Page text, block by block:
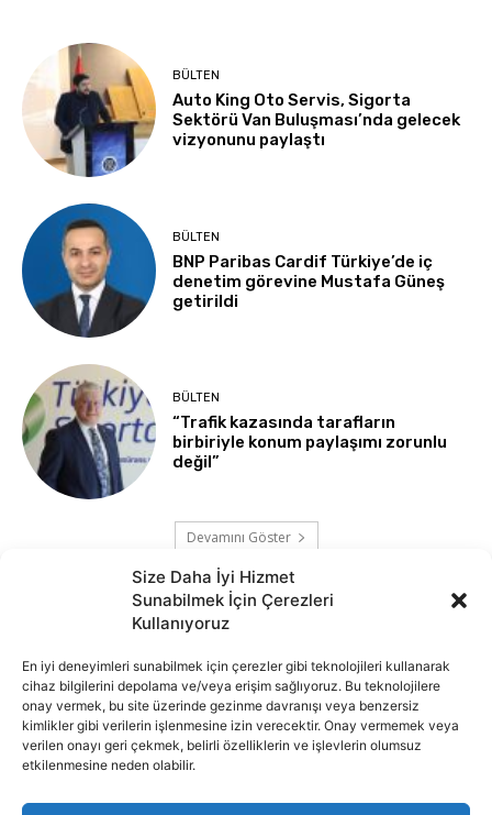
Size Daha İyi Hizmet
Sunabilmek İçin Çerezleri
Kullanıyoruz
En iyi deneyimleri sunabilmek için çerezler gibi teknolojileri kullanarak
cihaz bilgilerini depolama ve/veya erişim sağlıyoruz. Bu teknolojilere
onay vermek, bu site üzerinde gezinme davranışı veya benzersiz
kimlikler gibi verilerin işlenmesine izin verecektir. Onay vermemek veya
verilen onayı geri çekmek, belirli özelliklerin ve işlevlerin olumsuz
etkilenmesine neden olabilir.
BÜLTEN
Auto King Oto Servis, Sigorta
Sektörü Van Buluşması’nda gelecek
vizyonunu paylaştı
BÜLTEN
BNP Paribas Cardif Türkiye’de iç
denetim görevine Mustafa Güneş
getirildi
BÜLTEN
“Trafik kazasında tarafların
birbiriyle konum paylaşımı zorunlu
değil”
Devamını Göster